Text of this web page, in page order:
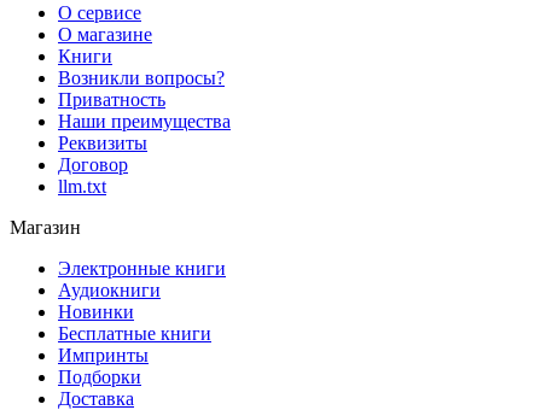
О сервисе
О магазине
Книги
Возникли вопросы?
Приватность
Наши преимущества
Реквизиты
Договор
llm.txt
Магазин
Электронные книги
Аудиокниги
Новинки
Бесплатные книги
Импринты
Подборки
Доставка